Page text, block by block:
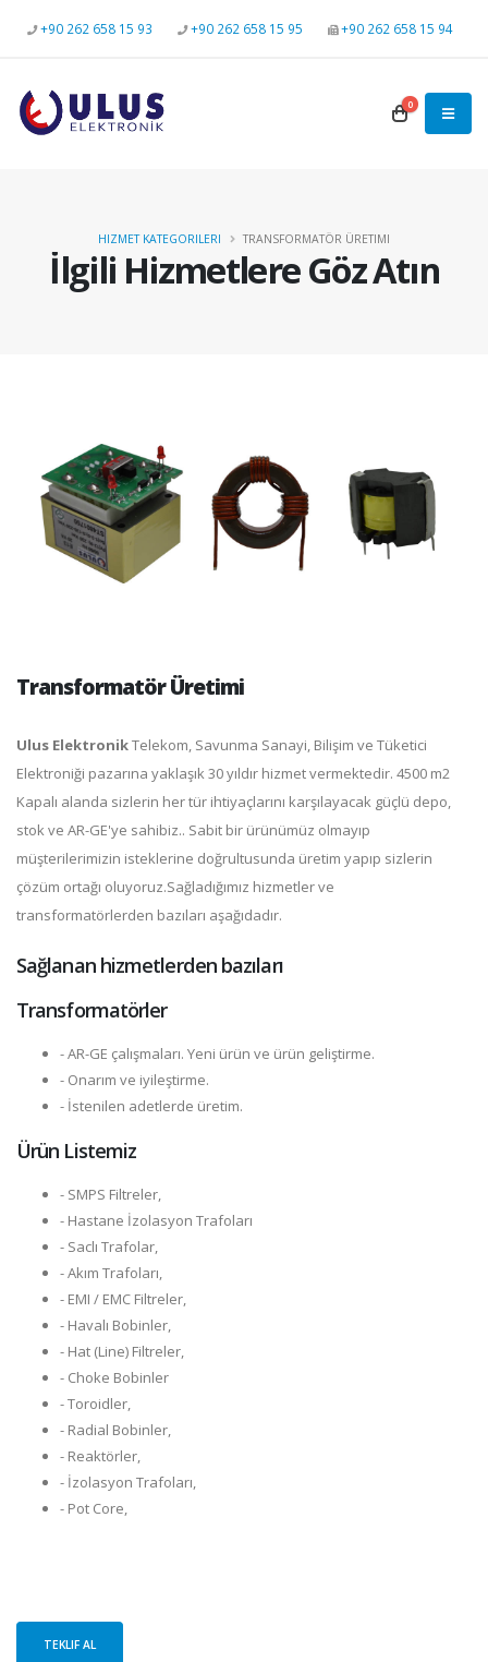
+90 262 658 15 93 +90 262 658 15 95 +90 262 658 15 94
0
İlgili Hizmetlere Göz Atın
HIZMET KATEGORILERI TRANSFORMATÖR ÜRETIMI
Transformatör Üretimi
Ulus ElektronikTelekom, Savunma Sanayi, Bilişim ve Tüketici
Elektroniği pazarına yaklaşık 30 yıldır hizmet vermektedir. 4500 m2
Kapalı alanda sizlerin her tür ihtiyaçlarını karşılayacak güçlü depo,
stok ve AR-GE'ye sahibiz.. Sabit bir ürünümüz olmayıp
müşterilerimizin isteklerine doğrultusunda üretim yapıp sizlerin
çözüm ortağı oluyoruz.Sağladığımız hizmetler ve
transformatörlerden bazıları aşağıdadır.
Sağlanan hizmetlerden bazıları
Transformatörler
- AR-GE çalışmaları. Yeni ürün ve ürün geliştirme.
- Onarım ve iyileştirme.
- İstenilen adetlerde üretim.
Ürün Listemiz
- SMPS Filtreler,
- Hastane İzolasyon Trafoları
- Saclı Trafolar,
- Akım Trafoları,
- EMI / EMC Filtreler,
- Havalı Bobinler,
- Hat (Line) Filtreler,
- Choke Bobinler
- Toroidler,
- Radial Bobinler,
- Reaktörler,
- İzolasyon Trafoları,
- Pot Core,
TEKLIF AL